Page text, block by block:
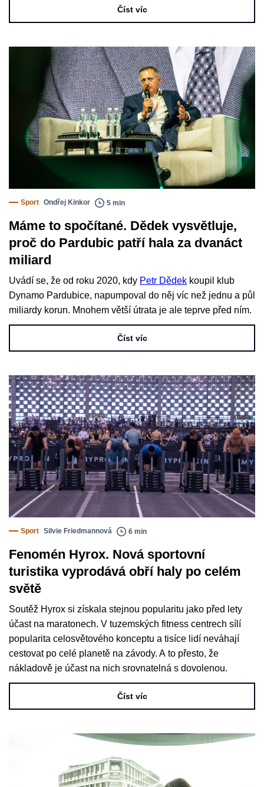
Číst víc
Sport Ondřej Kinkor 5 min
Máme to spočítané. Dědek vysvětluje,
proč do Pardubic patří hala za dvanáct
miliard
Uvádí se, že od roku 2020, kdy Petr Dědek koupil klub
Dynamo Pardubice, napumpoval do něj víc než jednu a půl
miliardy korun. Mnohem větší útrata je ale teprve před ním.
Číst víc
Sport Silvie Friedmannová 6 min
Fenomén Hyrox. Nová sportovní
turistika vyprodává obří haly po celém
světě
Soutěž Hyrox si získala stejnou popularitu jako před lety
účast na maratonech. V tuzemských fitness centrech sílí
popularita celosvětového konceptu a tisíce lidí neváhají
cestovat po celé planetě na závody. A to přesto, že
nákladově je účast na nich srovnatelná s dovolenou.
Číst víc